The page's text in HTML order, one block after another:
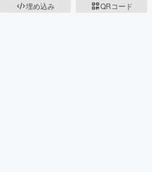
埋め込み
QRコード